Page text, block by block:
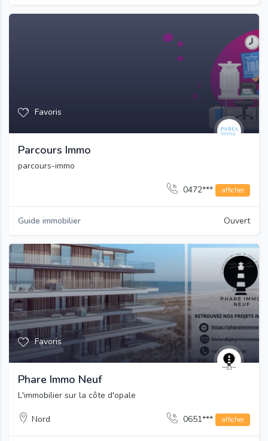
Favoris
Parcours Immo
parcours-immo
0472*** afficher
Guide immobilier Ouvert
Favoris
Phare Immo Neuf
L'immobilier sur la côte d'opale
Nord 0651*** afficher